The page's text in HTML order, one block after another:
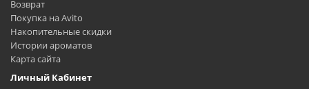
Возврат
Покупка на Avito
Накопительные скидки
Истории ароматов
Карта сайта
Личный Кабинет